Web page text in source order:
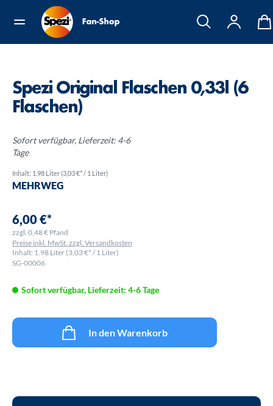
Spezi Original Flaschen 0,33l (6
Flaschen)
Sofort verfügbar, Lieferzeit: 4-6
Tage
Inhalt: 1.98 Liter(3,03 €* / 1 Liter)
Preise inkl. MwSt. zzgl. Versandkosten
Inhalt: 1.98 Liter (3,03 €* / 1 Liter)
Sofort verfügbar, Lieferzeit: 4-6 Tage
SG-00006
MEHRWEG
6,00 €*
zzgl. 0,48 € Pfand
In den Warenkorb